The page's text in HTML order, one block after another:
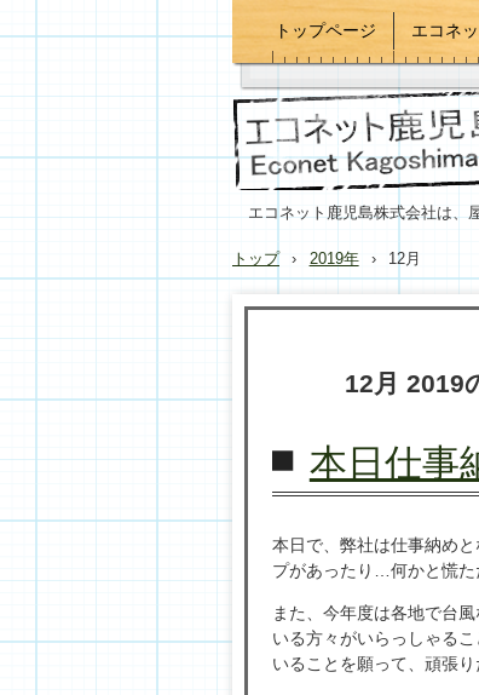
エコネット鹿児島株式会社は、
トップページ エコネ
トップ › 2019年 › 12月
12月 2019
本日仕事
本日で、弊社は仕事納め
プがあったり…何かと慌た
また、今年度は各地で台
いる方々がいらっしゃる
いることを願って、頑張り